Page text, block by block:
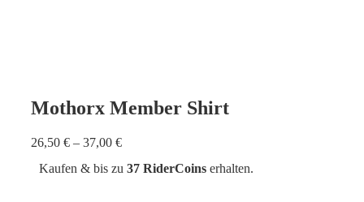
Mothorx Member Shirt
26,50 € – 37,00 €
Kaufen & bis zu 37 RiderCoins erhalten.